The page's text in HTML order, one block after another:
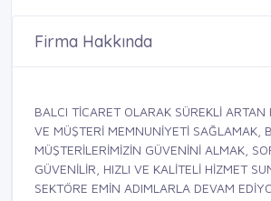
Firma Hakkında
BALCI TİCARET OLARAK SÜREKLİ ARTAN
VE MÜŞTERİ MEMNUNİYETİ SAĞLAMAK,
MÜŞTERİLERİMİZİN GÜVENİNİ ALMAK,
GÜVENİLİR, HIZLI VE KALİTELİ HİZMET
SEKTÖRE EMİN ADIMLARLA DEVAM